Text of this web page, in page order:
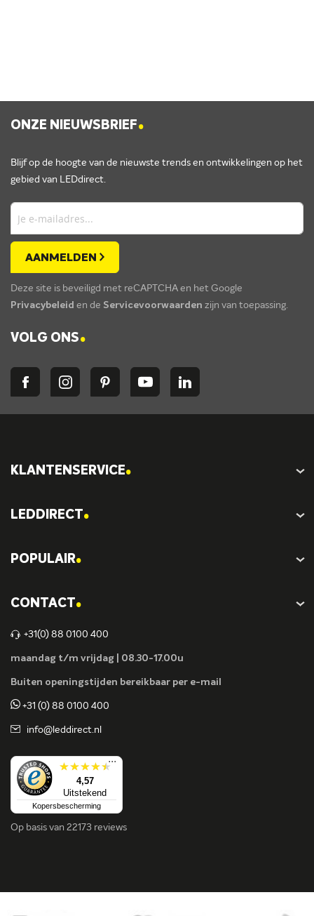
ONZE NIEUWSBRIEF.
Blijf op de hoogte van de nieuwste trends en ontwikkelingen op het
gebied van LEDdirect.
AANMELDEN
Deze site is beveiligd met reCAPTCHA en het Google
Privacybeleid en de Servicevoorwaarden zijn van toepassing.
VOLG ONS.
KLANTENSERVICE.
LEDDIRECT.
POPULAIR.
CONTACT.
+31(0) 88 0100 400
maandag t/m vrijdag | 08.30-17.00u
Buiten openingstijden bereikbaar per e-mail
+31 (0) 88 0100 400
info@leddirect.nl
4,57
Uitstekend
...
Kopersbescherming
Op basis van 22173 reviews